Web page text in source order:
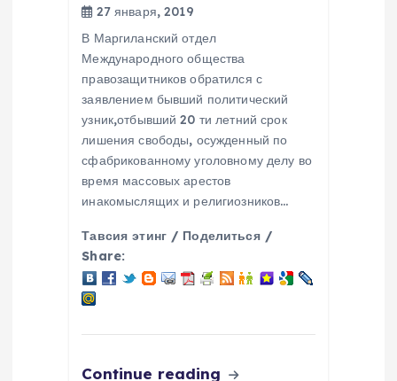
27 января, 2019
В Маргиланский отдел
Международного общества
правозащитников обратился с
заявлением бывший политический
узник,отбывший 20 ти летний срок
лишения свободы, осужденный по
сфабрикованному уголовному делу во
время массовых арестов
инакомыслящих и религиозников…
Тавсия этинг / Поделиться /
Share:
Continue reading